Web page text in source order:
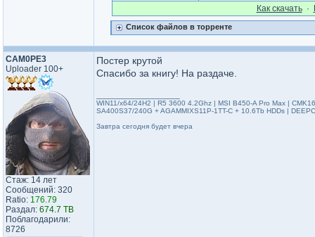
Как cкачать·
Список файлов в торренте
САМ0РЕ3
Uploader 100+
Стаж: 14 лет
Сообщений: 320
Ratio: 176.79
Раздал: 674.7 TB
Поблагодарили:
8726
Постер крутой
Спасибо за книгу! На раздаче.
WIN11/x64/24H2 | R5 3600 4.2Ghz | MSI B450-A Pro Max |
SA400S37/240G + AGAMMIXS11P-1TT-C + 10.6Tb HDDs |
Завтра сегодня будет вчера